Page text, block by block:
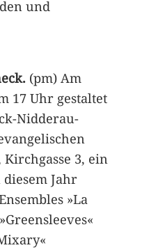
und
(pm) Am
17 Uhr gestaltet
Nidderau-
3, ein
Jahr
»La